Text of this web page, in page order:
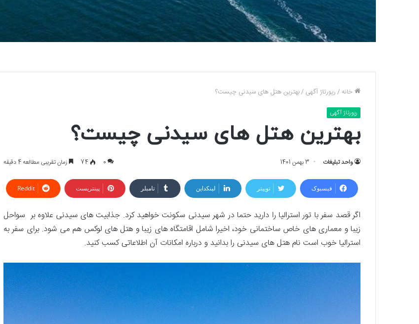
خانه /رپورتاژ آگهی /بهترین هتل های سیدنی چیست؟
رپورتاژ آگهی
بهترین هتل های سیدنی چیست؟
واحد تبلیغات 3 بهمن 1401 0
74 زمان تقریبی مطالعه 4 دقیقه
فیسبوک توییتر لینکداین تامبلر پینتریست Reddit
اگر قصد سفر با تور استرالیا را دارید حتما در شهر سیدنی سکونت خواهید کرد. جذابیت ‌های سیدنی علاوه بر سواحل
زیبا و معماری‌ های خاص ساختمانی خود، اخیرا شامل اقامتگاه های زیبا و هتل های لوکس هم می شود. برای سفر به
استرالیا خوب است نام هتل ‌های سیدنی را بدانید و درباره امکانات آن اطلاعاتی کسب کنید.